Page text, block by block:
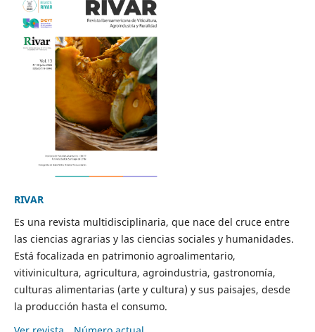
RIVAR
Es una revista multidisciplinaria, que nace del cruce entre
las ciencias agrarias y las ciencias sociales y humanidades.
Está focalizada en patrimonio agroalimentario,
vitivinicultura, agricultura, agroindustria, gastronomía,
culturas alimentarias (arte y cultura) y sus paisajes, desde
la producción hasta el consumo.